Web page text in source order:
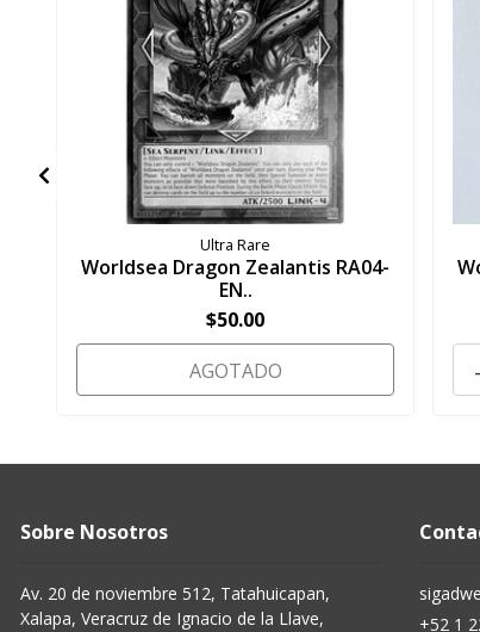
Ultra Rare
Worldsea Dragon Zealantis RA04-
EN..
$50.00
AGOTADO
Sobre Nosotros
Av. 20 de noviembre 512, Tatahuicapan,
Xalapa, Veracruz de Ignacio de la Llave,
+52 1